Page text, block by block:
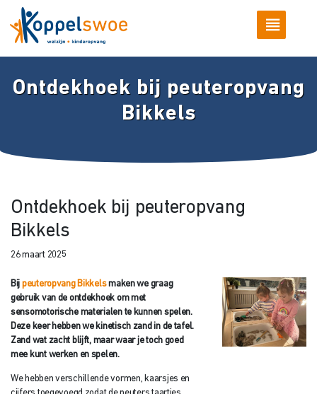
Ontdekhoek bij peuteropvang
Bikkels
Ontdekhoek bij peuteropvang
Bikkels
26 maart 2025
Bij peuteropvang Bikkelsmaken we graag
gebruik van de ontdekhoek om met
sensomotorische materialen te kunnen spelen.
Deze keer hebben we kinetisch zand in de tafel.
Zand wat zacht blijft, maar waar je toch goed
mee kunt werken en spelen.
We hebben verschillende vormen, kaarsjes en